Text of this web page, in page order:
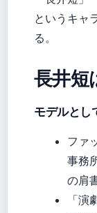
というキャ
る。
長井短
モデルとし
ファ
事務
の肩
「